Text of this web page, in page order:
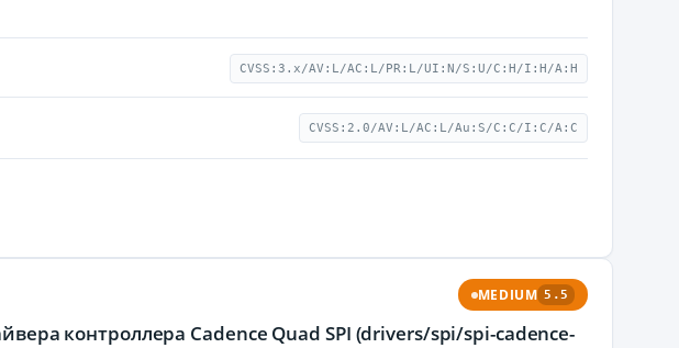
CVSS:3.x/AV:L/AC:L/PR:L/UI:N/S:U/C:H/I:H/A:H
CVSS:2.0/AV:L/AC:L/Au:S/C:C/I:C/A:C
MEDIUM 5.5
контроллера Cadence Quad SPI (drivers/spi/spi-cadence-